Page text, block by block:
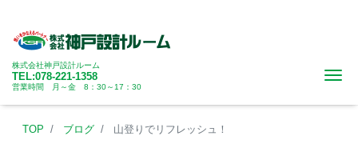
株式会社神戸設計ルーム
TEL:078-221-1358
営業時間 月～金 8：30～17：30
TOP ブログ 山登りでリフレッシュ！